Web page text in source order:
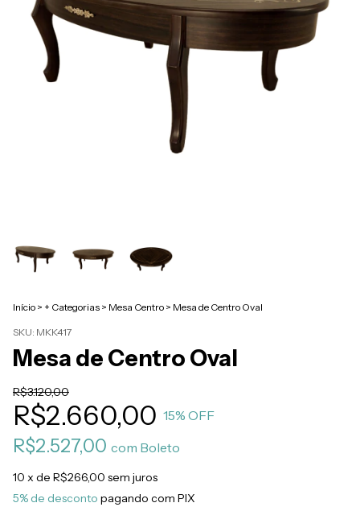
Início > + Categorias > Mesa Centro > Mesa de Centro Oval
SKU: MKK417
Mesa de Centro Oval
R$3.120,00
R$2.660,00 15% OFF
R$2.527,00 com Boleto
10 x de R$266,00 sem juros
5% de desconto pagando com PIX